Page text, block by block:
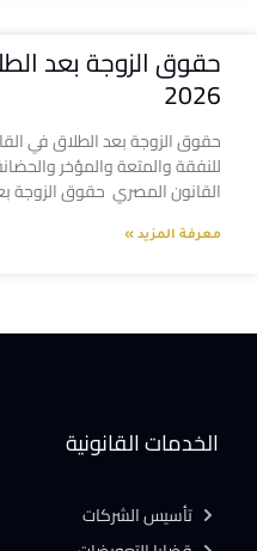
حقوق الزوجة بعد
2026
للنفقة والمتعة والمؤخر
القانون المصري حقوق الزوجة
معرفة المزيد »
الخدمات القانونية
تأسيس الشركات